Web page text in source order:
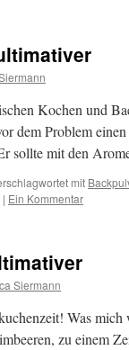
Kochen und
dem Problem
sollte mit den
mit
| Ein Kommentar
Siermann
Was
zu einem